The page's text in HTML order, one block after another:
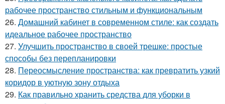
рабочее пространство стильным и функциональным
26. Домашний кабинет в современном стиле: как создать
идеальное рабочее пространство
27. Улучшить пространство в своей трешке: простые
способы без перепланировки
28. Переосмысление пространства: как превратить узкий
коридор в уютную зону отдыха
29. Как правильно хранить средства для уборки в